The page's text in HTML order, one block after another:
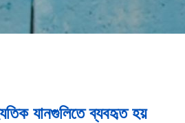
যানগুলিতে ব্যবহৃত হয়